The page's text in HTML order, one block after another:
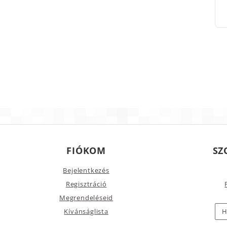
FIÓKOM
Bejelentkezés
Regisztráció
Megrendeléseid
Kívánságlista